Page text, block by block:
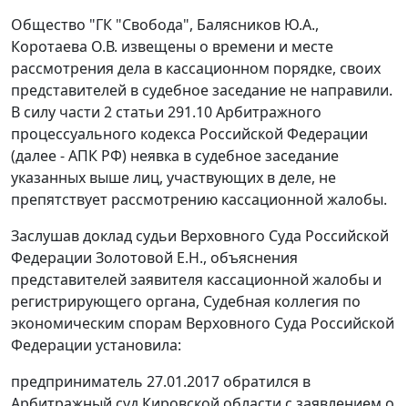
Общество "ГК "Свобода", Балясников Ю.А.,
Коротаева О.В. извещены о времени и месте
рассмотрения дела в кассационном порядке, своих
представителей в судебное заседание не направили.
В силу части 2 статьи 291.10 Арбитражного
процессуального кодекса Российской Федерации
(далее - АПК РФ) неявка в судебное заседание
указанных выше лиц, участвующих в деле, не
препятствует рассмотрению кассационной жалобы.
Заслушав доклад судьи Верховного Суда Российской
Федерации Золотовой Е.Н., объяснения
представителей заявителя кассационной жалобы и
регистрирующего органа, Судебная коллегия по
экономическим спорам Верховного Суда Российской
Федерации установила:
предприниматель 27.01.2017 обратился в